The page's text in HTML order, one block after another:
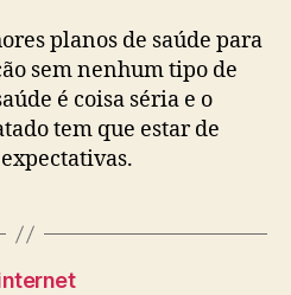
planos de saúde para
sem nenhum tipo de
é coisa séria e o
tem que estar de